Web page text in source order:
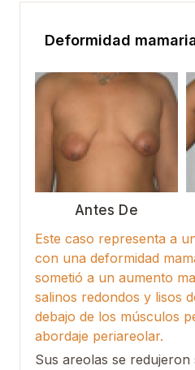
Deformidad
Antes De
Este caso representa a
con una deformidad
sometió a un aumento
salinos redondos y lisos
debajo de los músculos
abordaje periareolar.
Sus areolas se redujeron